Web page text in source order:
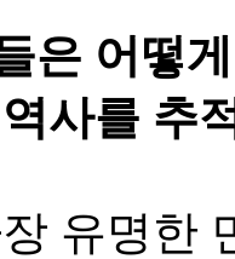
은 어떻
사를 추
유명한